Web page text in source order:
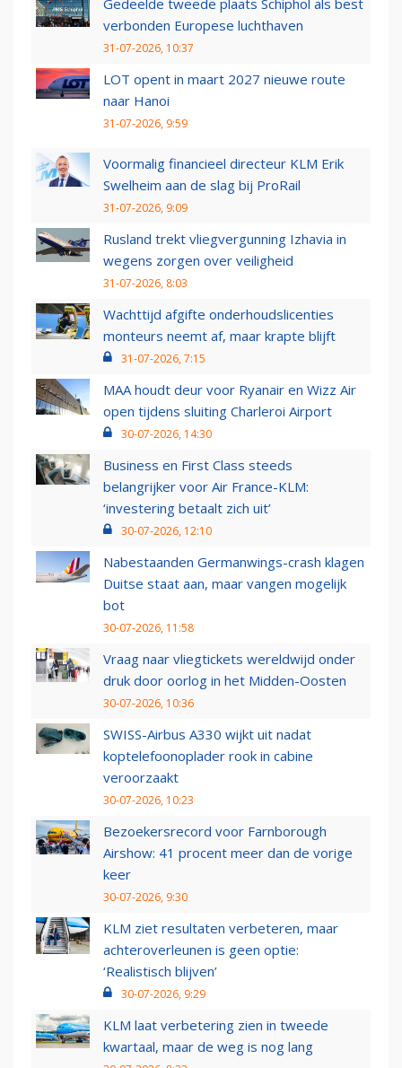
Gedeelde tweede plaats Schiphol als best
verbonden Europese luchthaven
31-07-2026, 10:37
LOT opent in maart 2027 nieuwe route
naar Hanoi
31-07-2026, 9:59
Voormalig financieel directeur KLM Erik
Swelheim aan de slag bij ProRail
31-07-2026, 9:09
Rusland trekt vliegvergunning Izhavia in
wegens zorgen over veiligheid
31-07-2026, 8:03
Wachttijd afgifte onderhoudslicenties
monteurs neemt af, maar krapte blijft
31-07-2026, 7:15
MAA houdt deur voor Ryanair en Wizz Air
open tijdens sluiting Charleroi Airport
30-07-2026, 14:30
Business en First Class steeds
belangrijker voor Air France-KLM:
‘investering betaalt zich uit’
30-07-2026, 12:10
Nabestaanden Germanwings-crash klagen
Duitse staat aan, maar vangen mogelijk
bot
30-07-2026, 11:58
Vraag naar vliegtickets wereldwijd onder
druk door oorlog in het Midden-Oosten
30-07-2026, 10:36
SWISS-Airbus A330 wijkt uit nadat
koptelefoonoplader rook in cabine
veroorzaakt
30-07-2026, 10:23
Bezoekersrecord voor Farnborough
Airshow: 41 procent meer dan de vorige
keer
30-07-2026, 9:30
KLM ziet resultaten verbeteren, maar
achteroverleunen is geen optie:
‘Realistisch blijven’
30-07-2026, 9:29
KLM laat verbetering zien in tweede
kwartaal, maar de weg is nog lang